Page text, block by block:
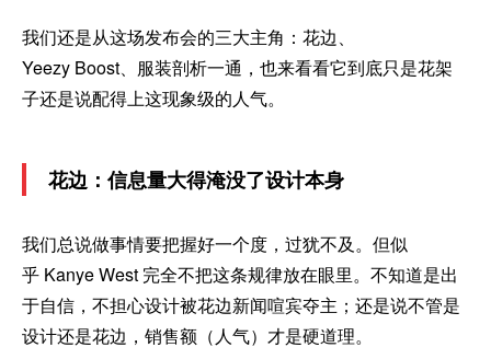
我们还是从这场发布会的三大主角：花边、
Yeezy Boost、服装剖析一通，也来看看它到底只是花架
子还是说配得上这现象级的人气。
花边：信息量大得淹没了设计本身
我们总说做事情要把握好一个度，过犹不及。但似
乎 Kanye West 完全不把这条规律放在眼里。不知道是出
于自信，不担心设计被花边新闻喧宾夺主；还是说不管是
设计还是花边，销售额（人气）才是硬道理。